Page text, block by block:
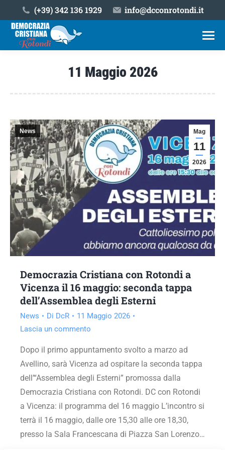
(+39) ‎342 136 1929 info@dcconrotondi.it
11 Maggio 2026
Mag
11
2026
News
Democrazia Cristiana con Rotondi a
Vicenza il 16 maggio: seconda tappa
dell’Assemblea degli Esterni
News Di DcR
11 Maggio 2026
Lascia un commento
Dopo il primo appuntamento svolto a marzo ad
Avellino, sarà Vicenza ad ospitare la seconda tappa
dell’“Assemblea degli Esterni” promossa dalla
Democrazia Cristiana con Rotondi. DC con Rotondi
a Vicenza: il programma del 16 maggio L’incontro si
terrà il 16 maggio, dalle ore 15,30 alle ore 18,30,
presso la Sala Francescana di Piazza San Lorenzo…